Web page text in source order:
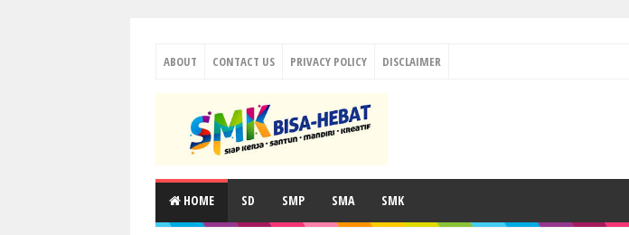
ABOUT CONTACT US PRIVACY POLICY DISCLAIMER
HOME SD SMP SMA SMK